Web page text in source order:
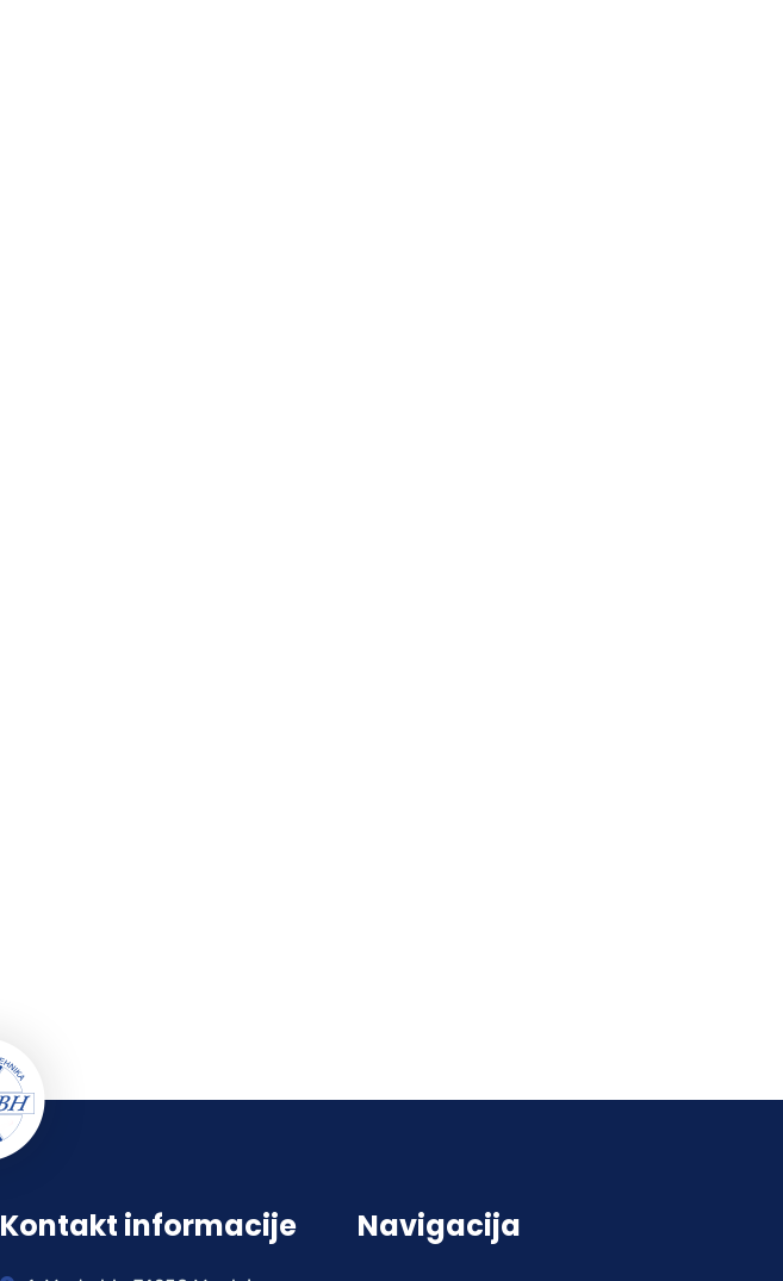
Kontakt informacije Navigacija